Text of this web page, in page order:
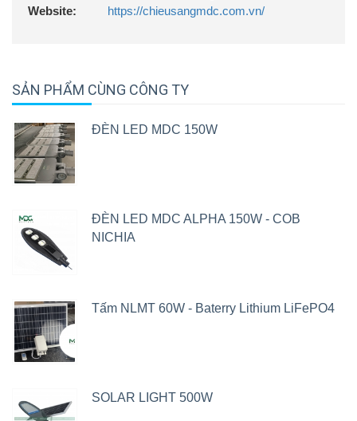
Website:
https://chieusangmdc.com.vn/
SẢN PHẨM CÙNG CÔNG TY
ĐÈN LED MDC 150W
ĐÈN LED MDC ALPHA 150W - COB
NICHIA
Tấm NLMT 60W - Baterry Lithium LiFePO4
SOLAR LIGHT 500W